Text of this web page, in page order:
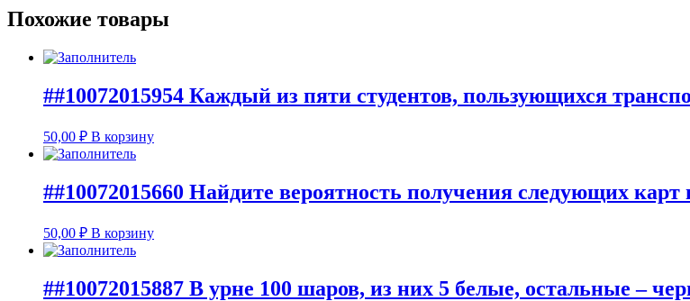
Похожие товары
##10072015954 Каждый из пяти студентов, пользующихся
50,00 ₽ В корзину
##10072015660 Найдите вероятность получения следующих карт
50,00 ₽ В корзину
##10072015887 В урне 100 шаров, из них 5 белые, остальные –